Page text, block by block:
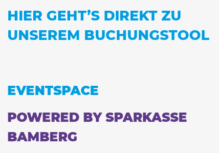
HIER GEHT’S DIREKT ZU
UNSEREM BUCHUNGSTOOL
EVENTSPACE
POWERED BY SPARKASSE
BAMBERG